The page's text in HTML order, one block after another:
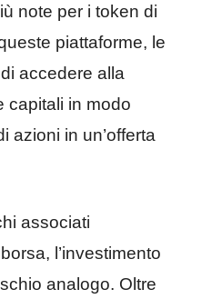
note per i token di
piattaforme, le
accedere alla
capitali in modo
azioni in un’offerta
associati
l’investimento
analogo. Oltre